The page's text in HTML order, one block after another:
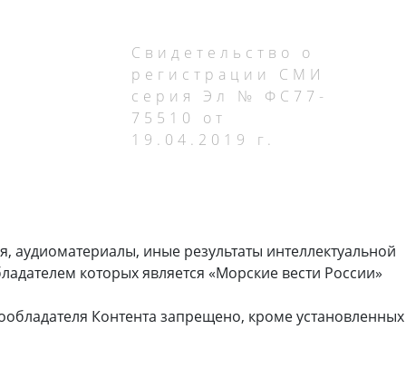
Свидетельство о
регистрации СМИ
серия Эл № ФС77-
75510 от
19.04.2019 г.
аудиоматериалы, иные результаты интеллектуальной
которых является «Морские вести России»
Контента запрещено, кроме установленных